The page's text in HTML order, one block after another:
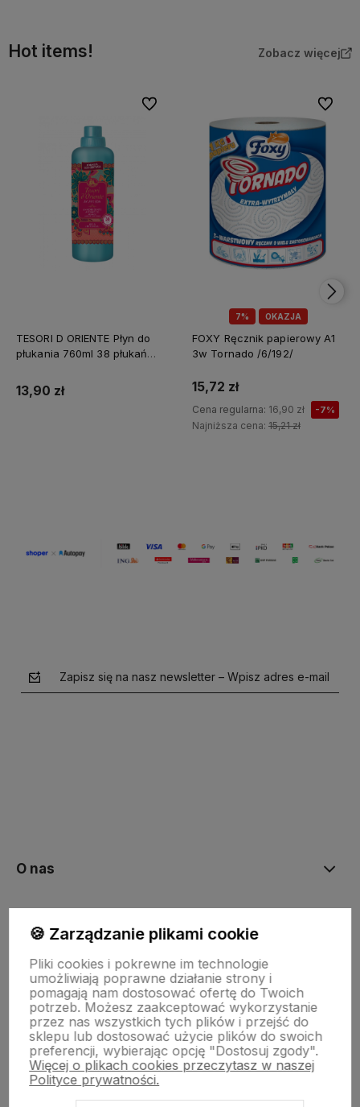
Hot items! Zobacz więcej
TESORI D ORIENTE Płyn do
płukania 760ml 38 płukań
13,90 zł
Do ulubionych
7% OKAZJA
FOXY Ręcznik papierowy A1
3w Tornado /6/192/
15,72 zł
Cena regularna: 16,90 zł -7%
Najniższa cena: 15,21 zł
Do
Zapisz się na nasz newsletter – Wpisz adres e-mail
O nas
Moje konto
Bestsellery
Płatności i dostawa
Informacje
🍪 Zarządzanie plikami cookie
Pliki cookies i pokrewne im technologie
umożliwiają poprawne działanie strony i
pomagają nam dostosować ofertę do Twoich
potrzeb. Możesz zaakceptować wykorzystanie
przez nas wszystkich tych plików i przejść do
sklepu lub dostosować użycie plików do swoich
preferencji, wybierając opcję "Dostosuj zgody".
Więcej o plikach cookies przeczytasz w naszej
Polityce prywatności.